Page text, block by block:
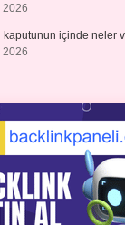
2026
kaputunun içinde neler
2026